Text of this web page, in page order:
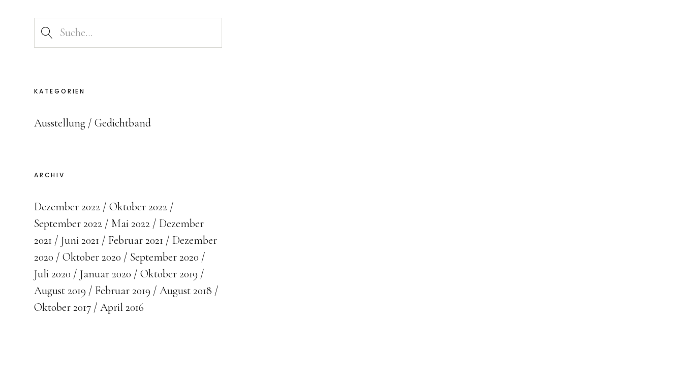
KATEGORIEN
Ausstellung Gedichtband
ARCHIV
Dezember 2022
Oktober 2022
September 2022
Mai 2022
Dezember
2021
Juni 2021 Februar 2021
Dezember
2020
Oktober 2020
September 2020
Juli 2020
Januar 2020
Oktober 2019
August 2019
Februar 2019
August 2018
Oktober 2017
April 2016